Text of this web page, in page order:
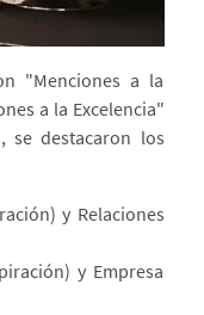
"Menciones a la
a la Excelencia"
se destacaron los
y Relaciones
y Empresa